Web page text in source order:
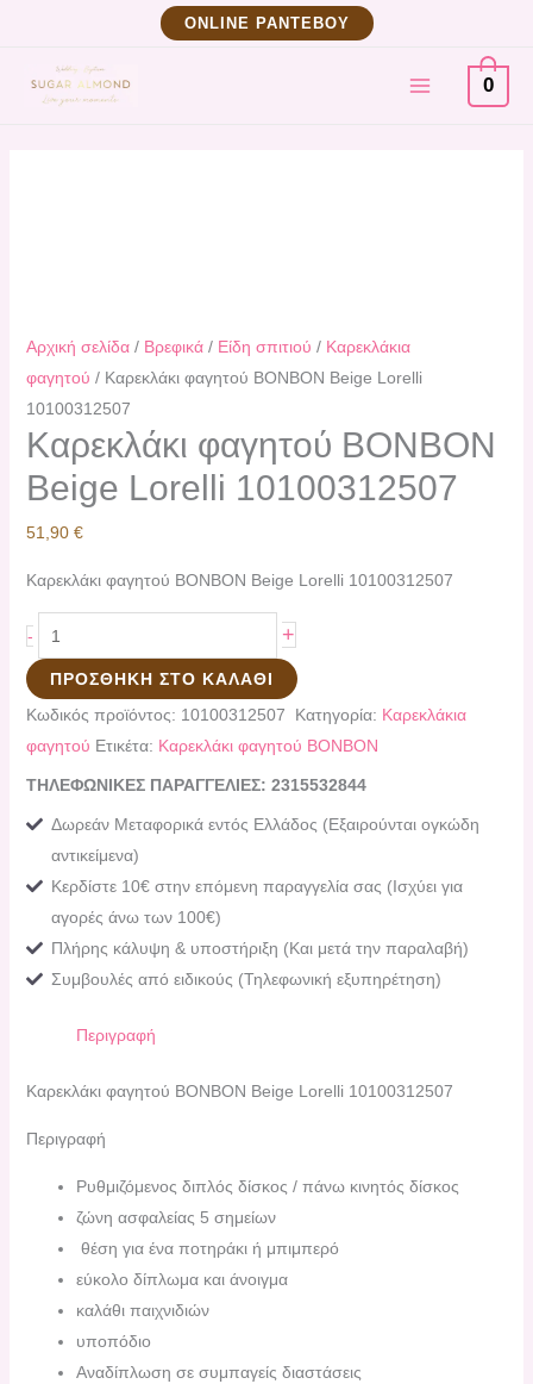
περιεχόμενο
ΟNLINE ΡΑΝΤΕΒΟΥ
MAIN
MENU
0
Αρχική σελίδα/ Βρεφικά/ Είδη σπιτιού / Καρεκλάκια
φαγητού / Καρεκλάκι φαγητού BONBON Beige Lorelli
10100312507
Καρεκλάκι φαγητού BONBON
Beige Lorelli 10100312507
51,90 €
Καρεκλάκι φαγητού BONBON Beige Lorelli 10100312507
-
BONBON
Beige
+
ΠΡΟΣΘΉΚΗ ΣΤΟ ΚΑΛΆΘΙ
Κωδικός προϊόντος: 10100312507 Κατηγορία: Καρεκλάκια
φαγητού Ετικέτα: Καρεκλάκι φαγητού BONBON
ΤΗΛΕΦΩΝΙΚΕΣ ΠΑΡΑΓΓΕΛΙΕΣ: 2315532844
Δωρεάν Μεταφορικά εντός Ελλάδος (Εξαιρούνται ογκώδη
αντικείμενα)
Κερδίστε 10€ στην επόμενη παραγγελία σας (Ισχύει για
αγορές άνω των 100€)
Πλήρης κάλυψη & υποστήριξη (Και μετά την παραλαβή)
Συμβουλές από ειδικούς (Τηλεφωνική εξυπηρέτηση)
Περιγραφή
Καρεκλάκι φαγητού BONBON Beige Lorelli 10100312507
Περιγραφή
Ρυθμιζόμενος διπλός δίσκος / πάνω κινητός δίσκος
ζώνη ασφαλείας 5 σημείων
θέση για ένα ποτηράκι ή μπιμπερό
εύκολο δίπλωμα και άνοιγμα
καλάθι παιχνιδιών
υποπόδιο
Αναδίπλωση σε συμπαγείς διαστάσεις